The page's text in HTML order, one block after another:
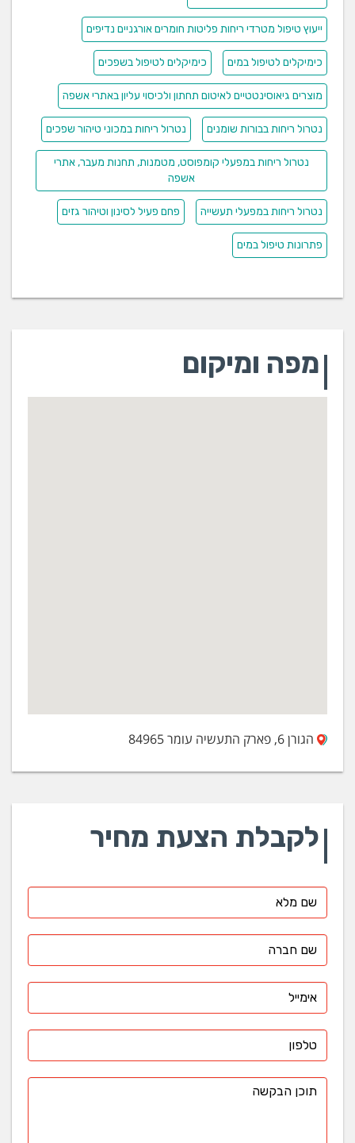
ייעוץ טיפול מטרדי ריחות פליטות חומרים אורגניים נדיפים
כימיקלים לטיפול במים כימיקלים לטיפול בשפכים
מוצרים גיאוסינטטיים לאיטום תחתון ולכיסוי עליון באתרי אשפה
נטרול ריחות בבורות שומנים נטרול ריחות במכוני טיהור שפכים
נטרול ריחות במפעלי קומפוסט, מטמנות, תחנות מעבר, אתרי
אשפה
נטרול ריחות במפעלי תעשייה פחם פעיל לסינון וטיהור גזים
פתרונות טיפול במים
מפה ומיקום
הגורן 6, פארק התעשיה עומר 84965
לקבלת הצעת מחיר